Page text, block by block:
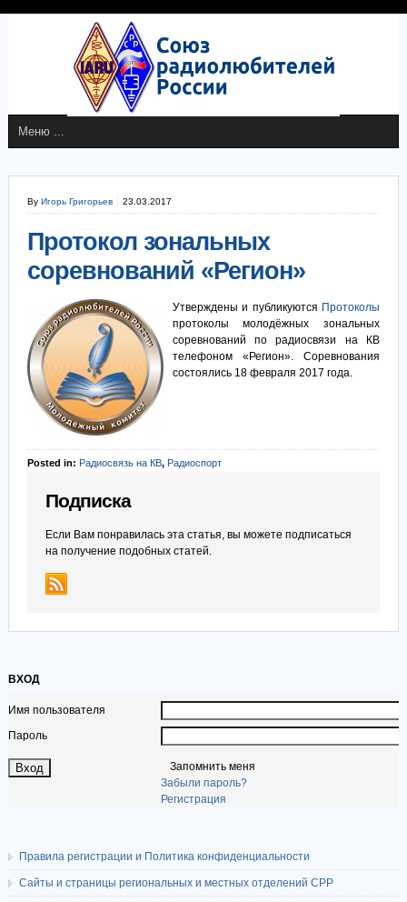
By Игорь Григорьев 23.03.2017
Протокол зональных
соревнований «Регион»
Утверждены и публикуются Протоколы
протоколы молодёжных зональных
соревнований по радиосвязи на КВ
телефоном «Регион». Соревнования
состоялись 18 февраля 2017 года.
Posted in: Радиосвязь на КВ, Радиоспорт
Подписка
Если Вам понравилась эта статья, вы можете подписаться
на получение подобных статей.
ВХОД
Имя пользователя
Пароль
Запомнить меня
Забыли пароль?
Регистрация
Правила регистрации и Политика конфиденциальности
Сайты и страницы региональных и местных отделений СРР